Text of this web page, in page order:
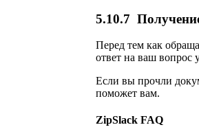
5.10.7
Перед тем как
ответ на ваш вопрос
Если вы прочли
поможет вам.
ZipSlack FAQ